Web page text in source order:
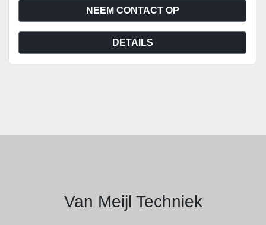
NEEM CONTACT OP
DETAILS
Van Meijl Techniek